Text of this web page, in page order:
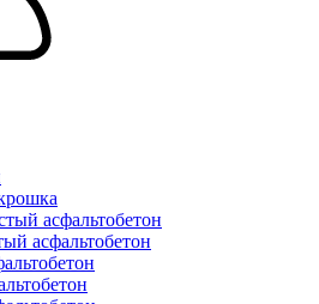
асфальтобетон
асфальтобетон